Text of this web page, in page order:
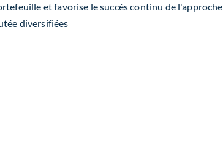
et favorise le succès continu de l'approche
diversifiées